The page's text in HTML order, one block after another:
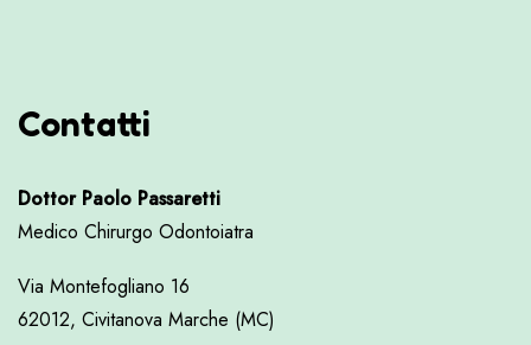
Contatti
Dottor Paolo Passaretti
Medico Chirurgo Odontoiatra
Via Montefogliano 16
62012, Civitanova Marche (MC)